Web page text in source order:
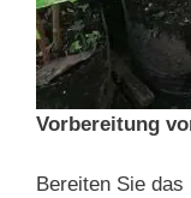
Vorbereitung
Bereiten Sie